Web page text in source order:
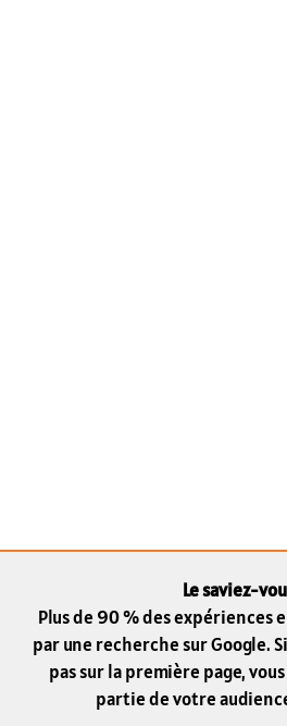
Le saviez-
Plus de 90 % des expériences
par une recherche sur Google.
pas sur la première page,
partie de votre